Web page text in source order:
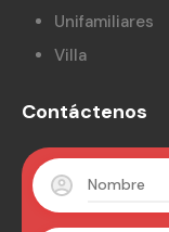
Unifamiliares
Villa
Contáctenos